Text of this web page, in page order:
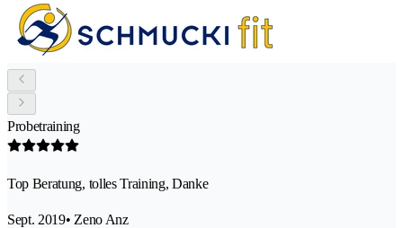
Probetraining
Top Beratung, tolles Training, Danke
Sept. 2019• Zeno Anz